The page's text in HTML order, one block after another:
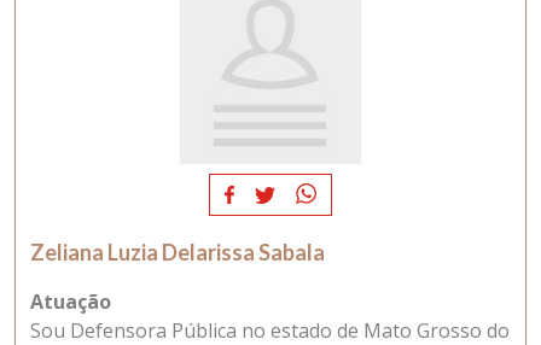
Zeliana Luzia Delarissa Sabala
Atuação
Sou Defensora Pública no estado de Mato Grosso do